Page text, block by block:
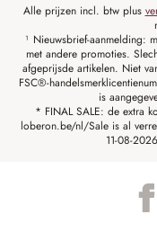
Alle prijzen incl. btw plus
¹ Nieuwsbrief-aanmelding:
met andere promoties.
afgeprijsde artikelen. Niet
FSC®-
is
* FINAL SALE: de extra
loberon.be/nl/Sale is al
11-08-